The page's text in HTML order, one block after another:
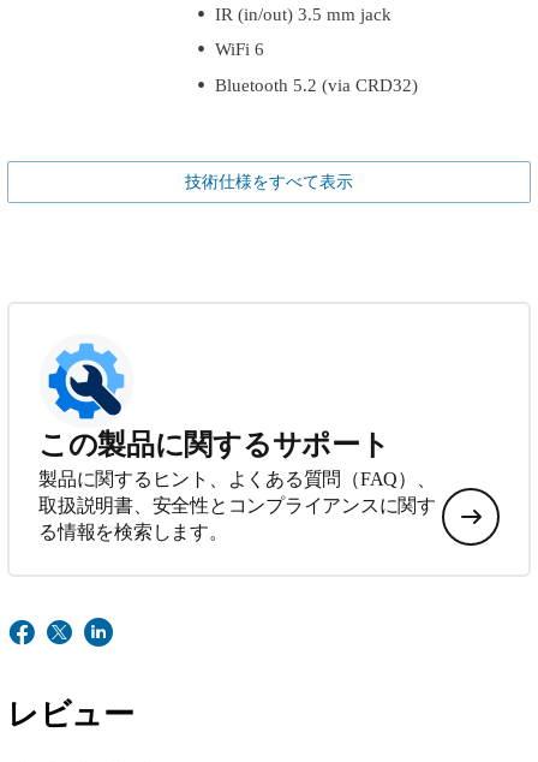
IR (in/out) 3.5 mm jack
WiFi 6
Bluetooth 5.2 (via CRD32)
技術仕様をすべて表示
この製品に関するサポート
製品に関するヒント、よくある質問（FAQ）、
取扱説明書、安全性とコンプライアンスに関す
る情報を検索します。
レビュー